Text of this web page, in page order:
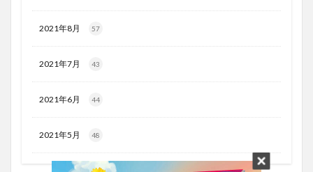
2021年8月 57
2021年7月 43
2021年6月 44
2021年5月 48